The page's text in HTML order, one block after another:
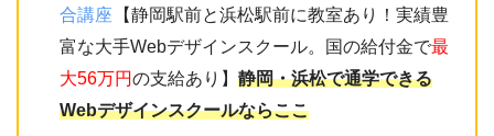
合講座
【静岡駅前と浜松駅前に教室あり！実績豊
富な大手Webデザインスクール。国の給付金で最
大56万円の支給あり】静岡・浜松で通学できる
Webデザインスクールならここ